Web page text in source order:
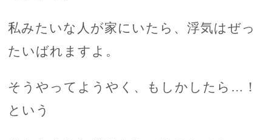
私みたいな人が家にいたら、浮気はぜっ
たいばれますよ。
そうやってようやく、もしかしたら…！
という